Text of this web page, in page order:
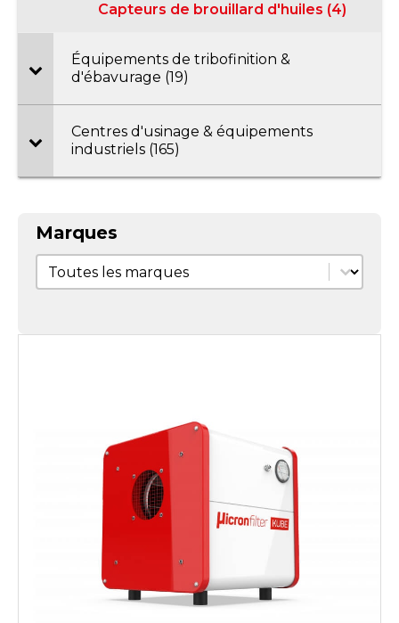
Capteurs de brouillard d'huiles (4)
Équipements de tribofinition &
d'ébavurage (19)
Centres d'usinage & équipements
industriels (165)
Marques
Marques
Marques